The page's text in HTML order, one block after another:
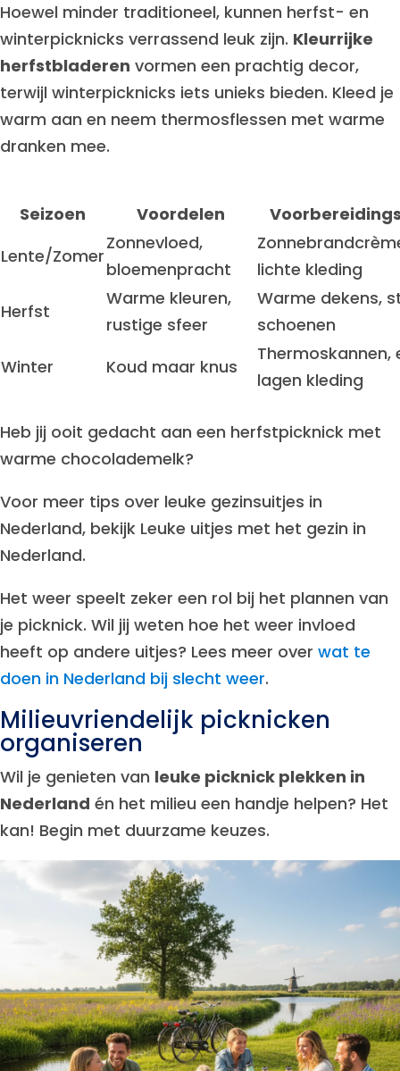
Hoewel minder traditioneel, kunnen herfst- en
winterpicknicks verrassend leuk zijn. Kleurrijke
herfstbladeren vormen een prachtig decor,
terwijl winterpicknicks iets unieks bieden. Kleed je
warm aan en neem thermosflessen met warme
dranken mee.
Seizoen Voordelen
Lente/Zomer
Zonnevloed,
bloemenpracht
lichte kleding
Herfst
Warme kleuren,
rustige sfeer
Warme dekens,
schoenen
Winter
Koud maar knus
Thermoskannen,
lagen kleding
Heb jij ooit gedacht aan een herfstpicknick met
warme chocolademelk?
Voor meer tips over leuke gezinsuitjes in
Nederland, bekijk Leuke uitjes met het gezin in
Nederland.
Het weer speelt zeker een rol bij het plannen van
je picknick. Wil jij weten hoe het weer invloed
heeft op andere uitjes? Lees meer over wat te
doen in Nederland bij slecht weer.
Milieuvriendelijk picknicken
organiseren
Wil je genieten van leuke picknick plekken in
Nederland én het milieu een handje helpen? Het
kan! Begin met duurzame keuzes.